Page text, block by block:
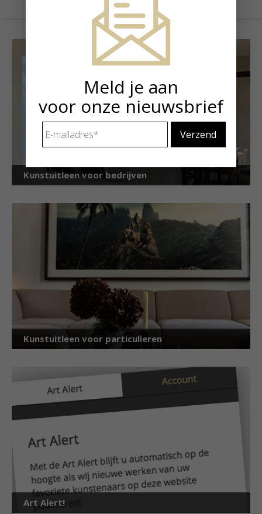
Kunstuitleen voor bedrijven
Kunstuitleen voor particulieren
Art Alert!
Meld je aan
voor onze nieuwsbrief
mailadres *